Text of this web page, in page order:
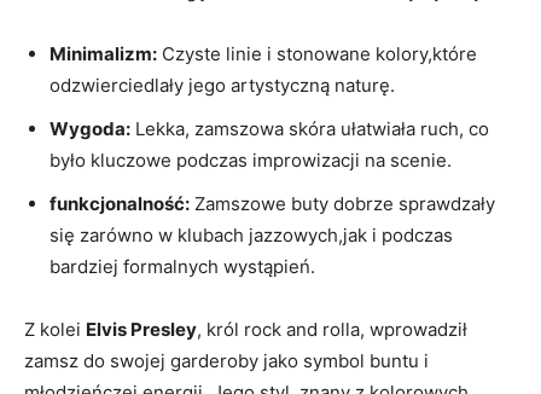
Minimalizm: Czyste linie i stonowane kolory,które
odzwierciedlały jego artystyczną naturę.
Wygoda: Lekka, zamszowa skóra ułatwiała ruch, co
było kluczowe podczas improwizacji na scenie.
funkcjonalność: Zamszowe buty dobrze sprawdzały
się zarówno w klubach jazzowych,jak i podczas
bardziej formalnych wystąpień.
Z kolei Elvis Presley, król rock and rolla, wprowadził
zamsz do swojej garderoby jako symbol buntu i